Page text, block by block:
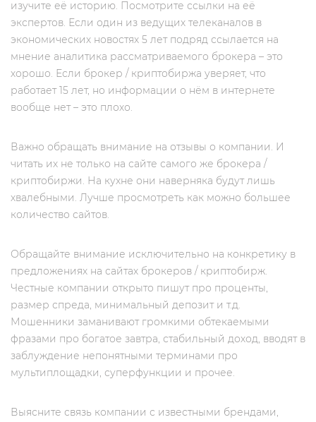
изучите её историю. Посмотрите ссылки на её
экспертов. Если один из ведущих телеканалов в
экономических новостях 5 лет подряд ссылается на
мнение аналитика рассматриваемого брокера – это
хорошо. Если брокер / криптобиржа уверяет, что
работает 15 лет, но информации о нём в интернете
вообще нет – это плохо.
Важно обращать внимание на отзывы о компании. И
читать их не только на сайте самого же брокера /
криптобиржи. На кухне они наверняка будут лишь
хвалебными. Лучше просмотреть как можно большее
количество сайтов.
Обращайте внимание исключительно на конкретику в
предложениях на сайтах брокеров / криптобирж.
Честные компании открыто пишут про проценты,
размер спреда, минимальный депозит и т.д.
Мошенники заманивают громкими обтекаемыми
фразами про богатое завтра, стабильный доход, вводят в
заблуждение непонятными терминами про
мультиплощадки, суперфункции и прочее.
Выясните связь компании с известными брендами,